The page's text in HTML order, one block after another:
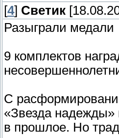
[4] Светик
Разыграли медали
9 комплектов
С
«Звезда
в прошлое. Но